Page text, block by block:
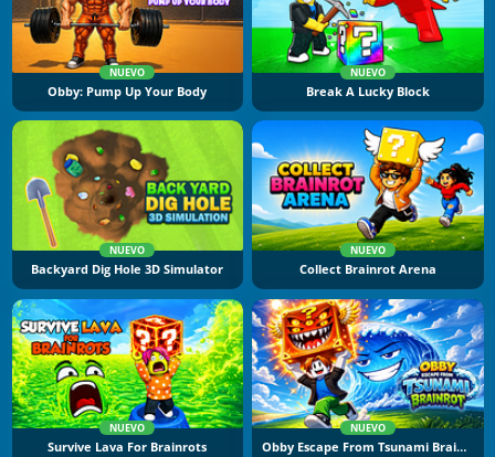
NUEVO
Obby: Pump Up Your Body
NUEVO
Break A Lucky Block
NUEVO
Backyard Dig Hole 3D Simulator
NUEVO
Collect Brainrot Arena
NUEVO
Survive Lava For Brainrots
NUEVO
Obby Escape From Tsunami Brainrot